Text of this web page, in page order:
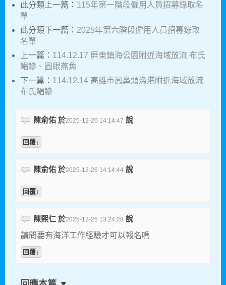
此分類上一篇： 115年第一階段僱用人員招募錄取名
單
此分類下一篇： 2025年第六階段僱用人員招募錄取
名單
上一篇： 114.12.17 屏東鎮海公園附近海域放流 布氏
鯧鰺、圓眼燕魚
下一篇： 114.12.14 高雄市鳳鼻頭漁港附近海域放流
布氏鯧鰺
陳俞佑 於2025-12-26 14:14:47 說
回覆↓
陳俞佑 於2025-12-26 14:14:44 說
回覆↓
陳熙仁 於2025-12-25 13:24:28 說
請問要有海洋工作經驗才可以報名嗎
回覆↓